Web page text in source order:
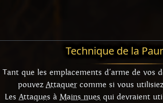
Technique de la
Tant que les emplacements d'arme de vos
pouvez Attaquercomme si vous
Les Attaques à Mains nues qui devraient